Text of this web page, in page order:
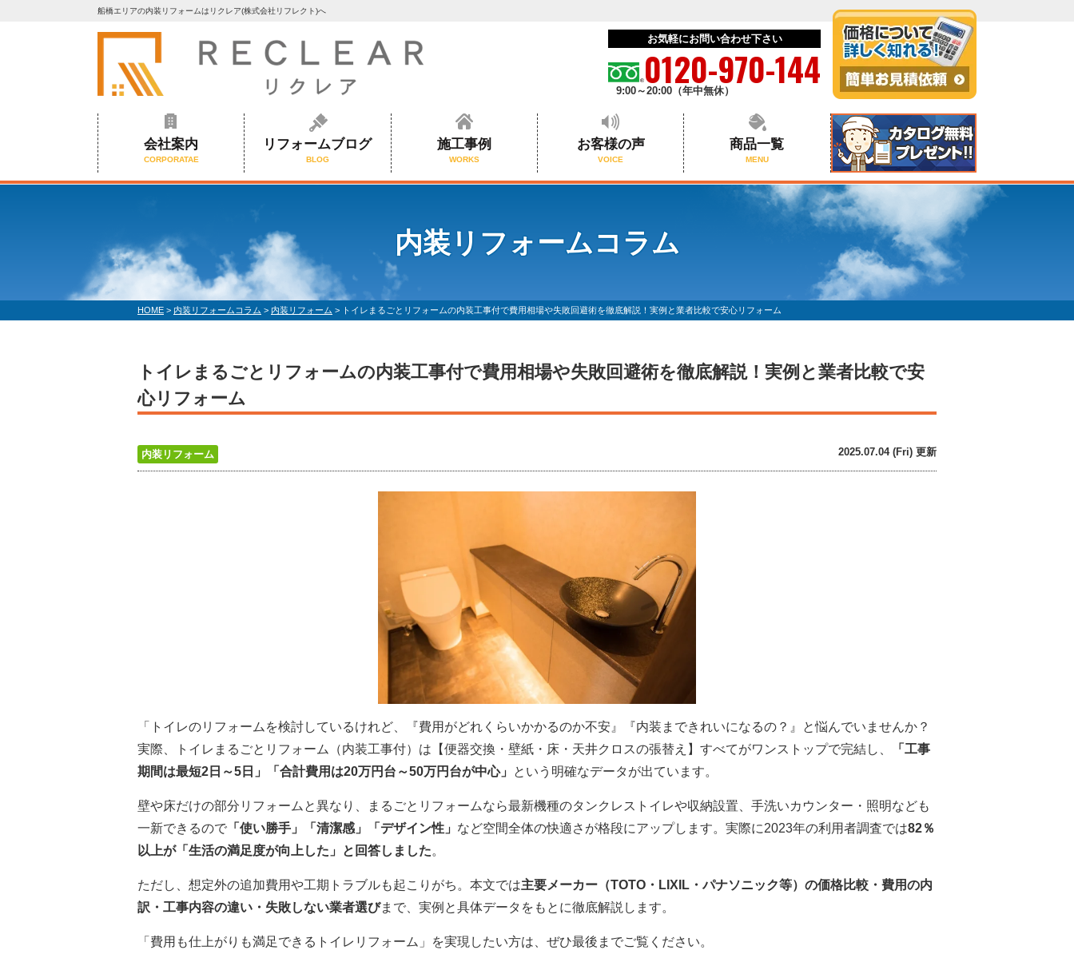
船橋エリアの内装リフォームはリクレア(株式会社リフレクト)へ
お気軽にお問い合わせ下さい
0120-970-144
9:00～20:00（年中無休）
会社案内
CORPORATAE
リフォームブログ
BLOG
施工事例
WORKS
お客様の声
VOICE
商品一覧
MENU
内装リフォームコラム
HOME > 内装リフォームコラム > 内装リフォーム > トイレまるごとリフォームの内装工事付で費用相場や失敗回避術を徹底解説！実例と業者比較で安心リフォーム
トイレまるごとリフォームの内装工事付で費用相場や失敗回避術を徹底解説！実例と業者比較で安
心リフォーム
内装リフォーム 2025.07.04 (Fri) 更新
「トイレのリフォームを検討しているけれど、『費用がどれくらいかかるのか不安』『内装まできれいになるの？』と悩んでいませんか？
実際、トイレまるごとリフォーム（内装工事付）は【便器交換・壁紙・床・天井クロスの張替え】すべてがワンストップで完結し、
「工事
期間は最短2日～5日」「合計費用は20万円台～50万円台が中心」
という明確なデータが出ています。
壁や床だけの部分リフォームと異なり、まるごとリフォームなら最新機種のタンクレストイレや収納設置、手洗いカウンター・照明なども
一新できるので 「使い勝手」「清潔感」「デザイン性」 など空間全体の快適さが格段にアップします。実際に2023年の利用者調査では82％
以上が「生活の満足度が向上した」と回答しました。
ただし、想定外の追加費用や工期トラブルも起こりがち。本文では主要メーカー（TOTO・LIXIL・パナソニック等）の価格比較・費用の内
訳・工事内容の違い・失敗しない業者選びまで、実例と具体データをもとに徹底解説します。
「費用も仕上がりも満足できるトイレリフォーム」を実現したい方は、ぜひ最後までご覧ください。